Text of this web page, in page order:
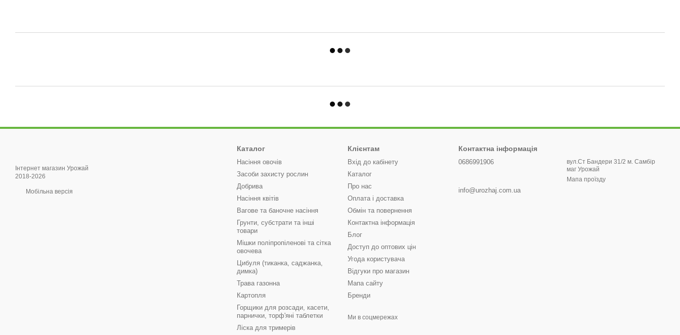
Інтернет магазин Урожай
2018-2026
Мобільна версія
Каталог
Насіння овочів
Засоби захисту рослин
Добрива
Насіння квітів
Вагове та баночне насіння
Грунти, субстрати та інші
товари
Мішки поліпропіленові та сітка
овочева
Цибуля (тиканка, саджанка,
димка)
Трава газонна
Картопля
Горщики для розсади, касети,
парнички, торф'яні таблетки
Ліска для тримерів
Клієнтам
Вхід до кабінету
Каталог
Про нас
Оплата і доставка
Обмін та повернення
Контактна інформація
Блог
Доступ до оптових цін
Угода користувача
Відгуки про магазин
Мапа сайту
Бренди
Ми в соцмережах
Контактна інформація
0686991906
info@urozhaj.com.ua
вул.Ст Бандери 31/2 м. Самбір
маг Урожай
Мапа проїзду